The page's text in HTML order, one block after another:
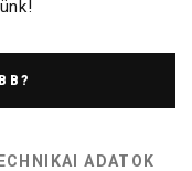
ADATOK